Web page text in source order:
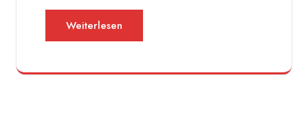
Weiterlesen